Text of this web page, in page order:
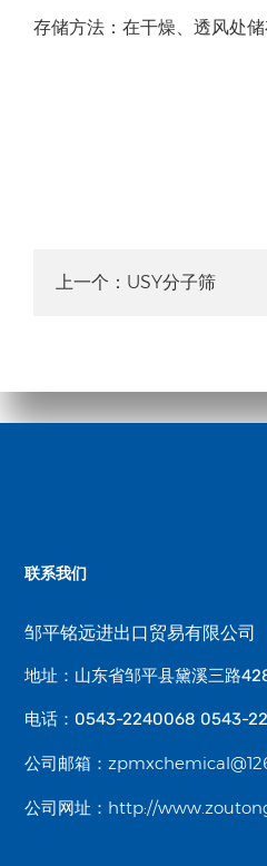
存储方法：在干燥、透风处
上一个： USY分子筛
联系我们
邹平铭远进出口贸易有限公司
地址：山东省邹平县黛溪三路
电话：0543-2240068 0543-
公司邮箱：
公司网址： http://